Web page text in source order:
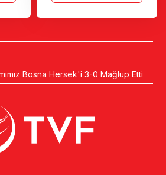
Bosna Hersek'i 3-0 Mağlup Etti